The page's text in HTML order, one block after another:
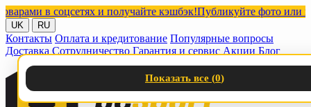
в соцсетях и получайте кэшбэк!Публикуйте фото или видео
UK RU
Контакты Оплата и кредитование Популярные вопросы
Доставка Сотрудничество Гарантия и сервис Акции Блог
Показать все (0)